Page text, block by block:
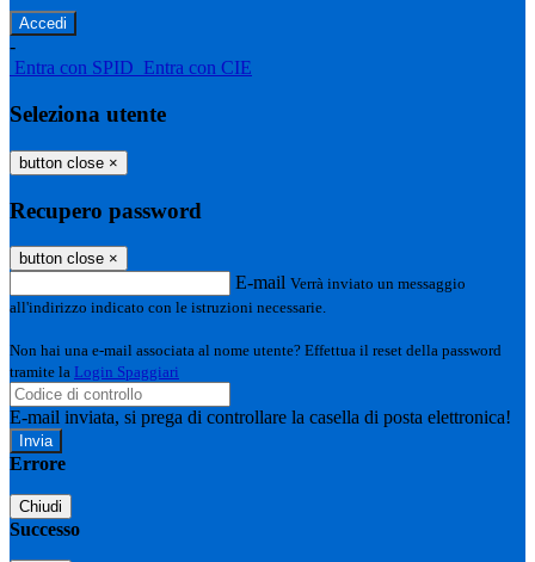
-
Entra con SPID Entra con CIE
Seleziona utente
button close ×
Recupero password
button close ×
E-mail Verrà inviato un messaggio
all'indirizzo indicato con le istruzioni necessarie.
Non hai una e-mail associata al nome utente? Effettua il reset della password
tramite la Login Spaggiari
E-mail inviata, si prega di controllare la casella di posta elettronica!
Errore
Chiudi
Successo